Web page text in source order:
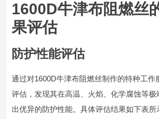
1600D牛津布阻燃丝
果评估
防护性能评估
通过对1600D牛津布阻燃丝制作的特种工作
评估，发现其在高温、火焰、化学腐蚀等
出优异的防护性能。具体评估结果如下表所